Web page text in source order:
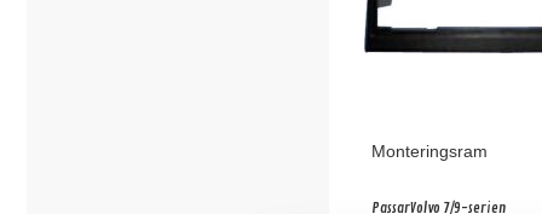
Monteringsram
PassarVolvo 7/9-serien